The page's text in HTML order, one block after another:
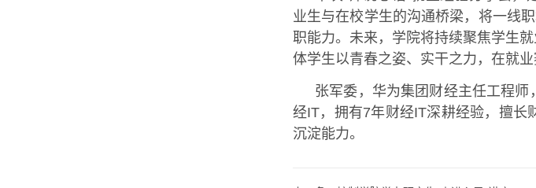
业生与在校学生的沟通桥梁，将一线
职能力。未来，学院将持续聚焦学生
体学生以青春之姿、实干之力，在就
张军委，华为集团财经主任工程
经IT，拥有7年财经IT深耕经验，擅长
沉淀能力。